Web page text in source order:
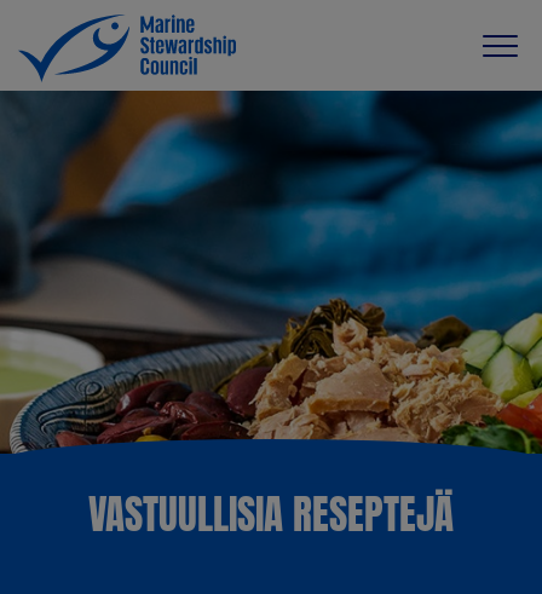
VASTUULLISIA RESEPTEJÄ